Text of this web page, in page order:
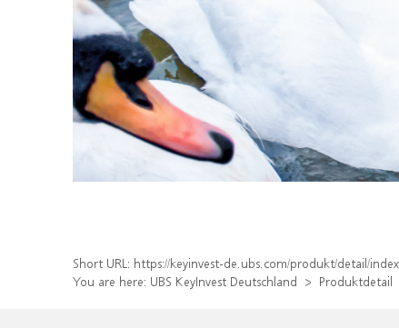
Short URL: https://keyinvest-de.ubs.com/produkt/detail/
You are here: UBS KeyInvest Deutschland Produktdetail